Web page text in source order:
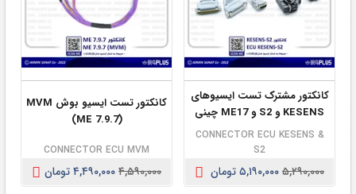
کانکتور مشترک تست ایسیوهای
KESENS و S2 و ME17 چینی
CONNECTOR ECU KESENS &
S2
۵,۲۹۰,۰۰۰۵,۱۹۰,۰۰۰ تومان
کانکتور تست ایسیو بوش MVM
(ME 7.9.7)
CONNECTOR ECU MVM
۴,۵۹۰,۰۰۰۴,۴۹۰,۰۰۰ تومان